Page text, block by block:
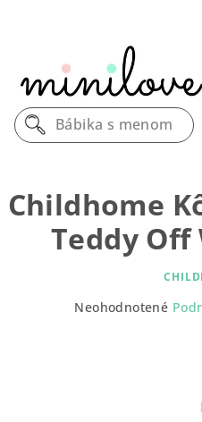
Bábika s menom
Childhome
Teddy Off
Neohodnotené